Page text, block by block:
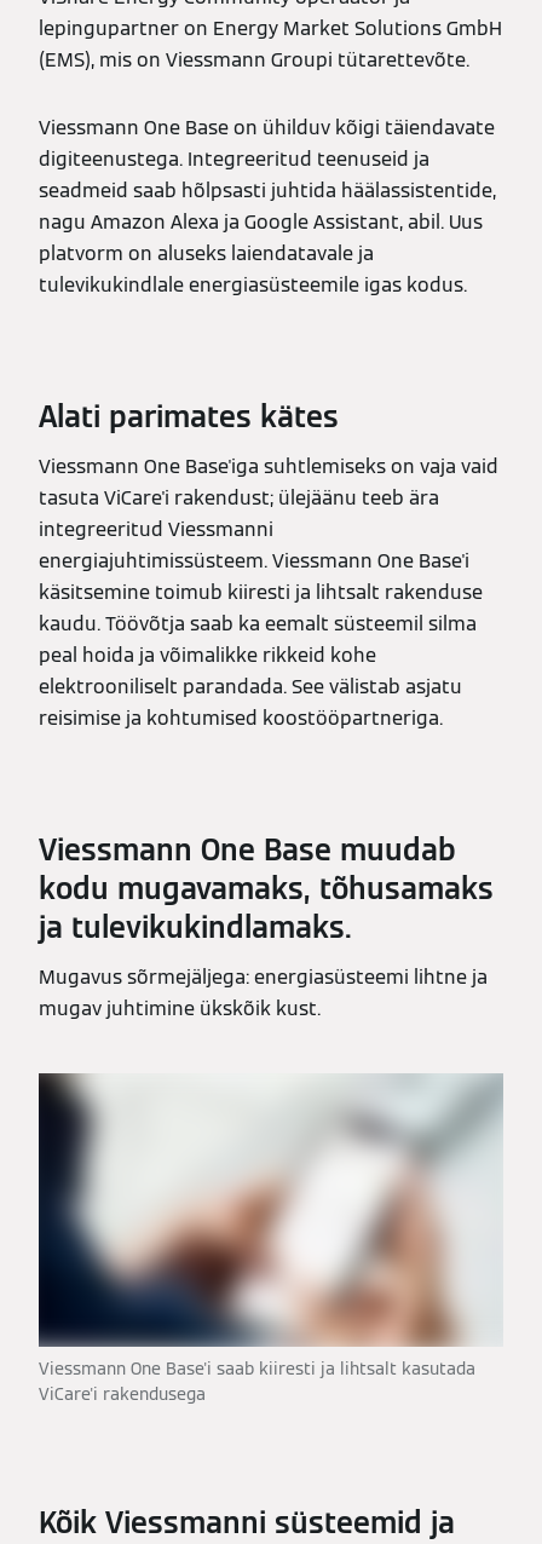
lepingupartner on Energy Market Solutions GmbH
(EMS), mis on Viessmann Groupi tütarettevõte.
Viessmann One Base on ühilduv kõigi täiendavate
digiteenustega. Integreeritud teenuseid ja
seadmeid saab hõlpsasti juhtida häälassistentide,
nagu Amazon Alexa ja Google Assistant, abil. Uus
platvorm on aluseks laiendatavale ja
tulevikukindlale energiasüsteemile igas kodus.
Alati parimates kätes
Viessmann One Base'iga suhtlemiseks on vaja vaid
tasuta ViCare'i rakendust; ülejäänu teeb ära
integreeritud Viessmanni
energiajuhtimissüsteem. Viessmann One Base'i
käsitsemine toimub kiiresti ja lihtsalt rakenduse
kaudu. Töövõtja saab ka eemalt süsteemil silma
peal hoida ja võimalikke rikkeid kohe
elektrooniliselt parandada. See välistab asjatu
reisimise ja kohtumised koostööpartneriga.
Viessmann One Base muudab
kodu mugavamaks, tõhusamaks
ja tulevikukindlamaks.
Mugavus sõrmejäljega: energiasüsteemi lihtne ja
mugav juhtimine ükskõik kust.
Viessmann One Base'i saab kiiresti ja lihtsalt kasutada
ViCare'i rakendusega
Kõik Viessmanni süsteemid ja